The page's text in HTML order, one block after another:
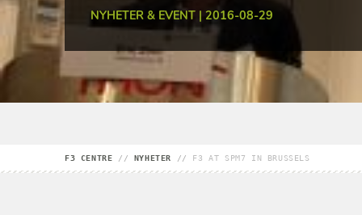
NYHETER & EVENT | 2016-08-29
F3 CENTRE // NYHETER // F3 AT SPM7 IN BRUSSELS